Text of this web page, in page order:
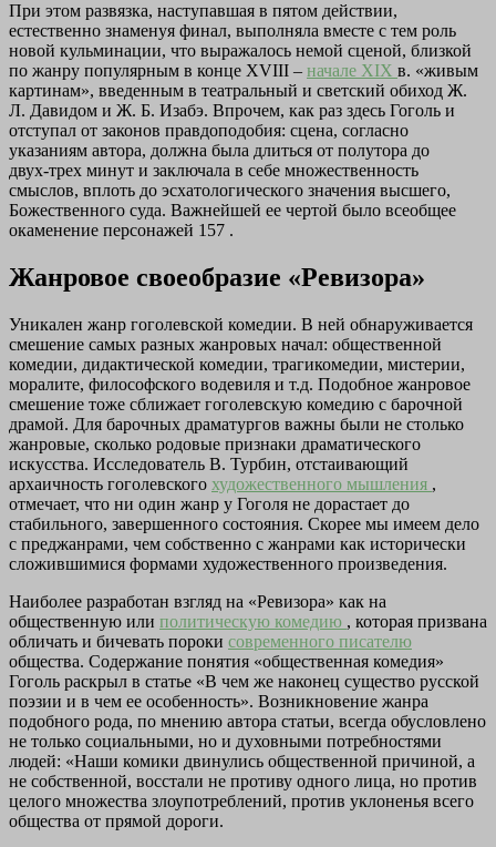
При этом развязка, наступавшая в пятом действии,
естественно знаменуя финал, выполняла вместе с тем роль
новой кульминации, что выражалось немой сценой, близкой
по жанру популярным в конце XVIII – начале XIX в. «живым
картинам», введенным в театральный и светский обиход Ж.
Л. Давидом и Ж. Б. Изабэ. Впрочем, как раз здесь Гоголь и
отступал от законов правдоподобия: сцена, согласно
указаниям автора, должна была длиться от полутора до
двух‑трех минут и заключала в себе множественность
смыслов, вплоть до эсхатологического значения высшего,
Божественного суда. Важнейшей ее чертой было всеобщее
окаменение персонажей 157 .
Жанровое своеобразие «Ревизора»
Уникален жанр гоголевской комедии. В ней обнаруживается
смешение самых разных жанровых начал: общественной
комедии, дидактической комедии, трагикомедии, мистерии,
моралите, философского водевиля и т.д. Подобное жанровое
смешение тоже сближает гоголевскую комедию с барочной
драмой. Для барочных драматургов важны были не столько
жанровые, сколько родовые признаки драматического
искусства. Исследователь В. Турбин, отстаивающий
архаичность гоголевского художественного мышления ,
отмечает, что ни один жанр у Гоголя не дорастает до
стабильного, завершенного состояния. Скорее мы имеем дело
с преджанрами, чем собственно с жанрами как исторически
сложившимися формами художественного произведения.
Наиболее разработан взгляд на «Ревизора» как на
общественную или политическую комедию , которая призвана
обличать и бичевать пороки современного писателю
общества. Содержание понятия «общественная комедия»
Гоголь раскрыл в статье «В чем же наконец существо русской
поэзии и в чем ее особенность». Возникновение жанра
подобного рода, по мнению автора статьи, всегда обусловлено
не только социальными, но и духовными потребностями
людей: «Наши комики двинулись общественной причиной, а
не собственной, восстали не противу одного лица, но против
целого множества злоупотреблений, против уклоненья всего
общества от прямой дороги.